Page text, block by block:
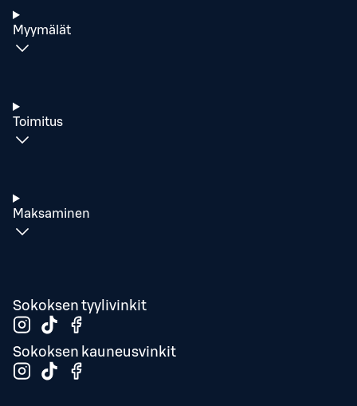
Myymälät
Toimitus
Maksaminen
Sokoksen tyylivinkit
Sokoksen kauneusvinkit